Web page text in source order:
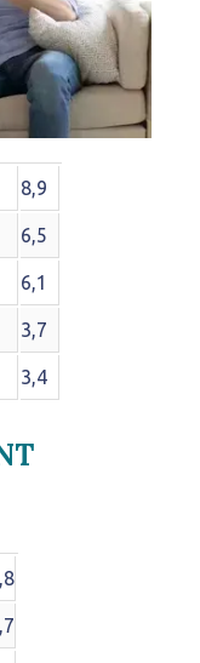
8,9
6,5
6,1
3,7
3,4